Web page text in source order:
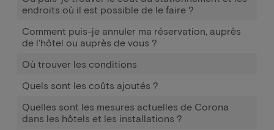
endroits où il est possible de le faire ?
Comment puis-je annuler ma réservation, auprès
de l'hôtel ou auprès de vous ?
Où trouver les conditions
Quels sont les coûts ajoutés ?
Quelles sont les mesures actuelles de Corona
dans les hôtels et les installations ?